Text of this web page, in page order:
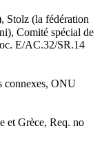
Stolz (la fédération
Comité spécial de
E/AC.32/SR.14
connexes, ONU
et Grèce, Req. no